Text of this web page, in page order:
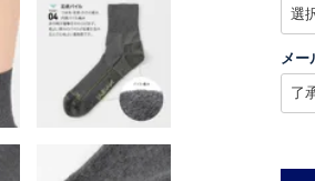
メー